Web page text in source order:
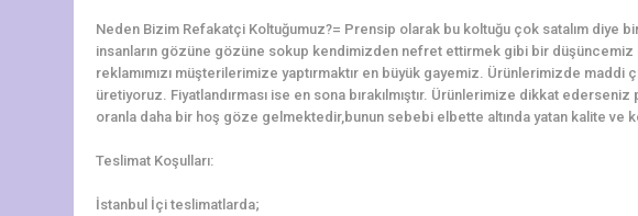
Neden Bizim Refakatçi Koltuğumuz?= Prensip olarak bu koltuğu çok satalım diye
insanların gözüne gözüne sokup kendimizden nefret ettirmek gibi bir
reklamımızı müşterilerimize yaptırmaktır en büyük gayemiz. Ürünlerimizde maddi
üretiyoruz. Fiyatlandırması ise en sona bırakılmıştır. Ürünlerimize dikkat
oranla daha bir hoş göze gelmektedir,bunun sebebi elbette altında yatan kalite ve
Teslimat Koşulları:
İstanbul İçi teslimatlarda;